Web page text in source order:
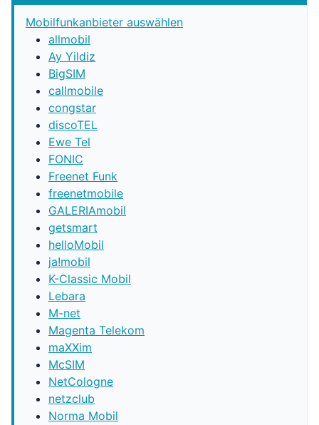
Mobilfunkanbieter auswählen
allmobil
Ay Yildiz
BigSIM
callmobile
congstar
discoTEL
Ewe Tel
FONIC
Freenet Funk
freenetmobile
GALERIAmobil
getsmart
helloMobil
ja!mobil
K-Classic Mobil
Lebara
M-net
Magenta Telekom
maXXim
McSIM
NetCologne
netzclub
Norma Mobil